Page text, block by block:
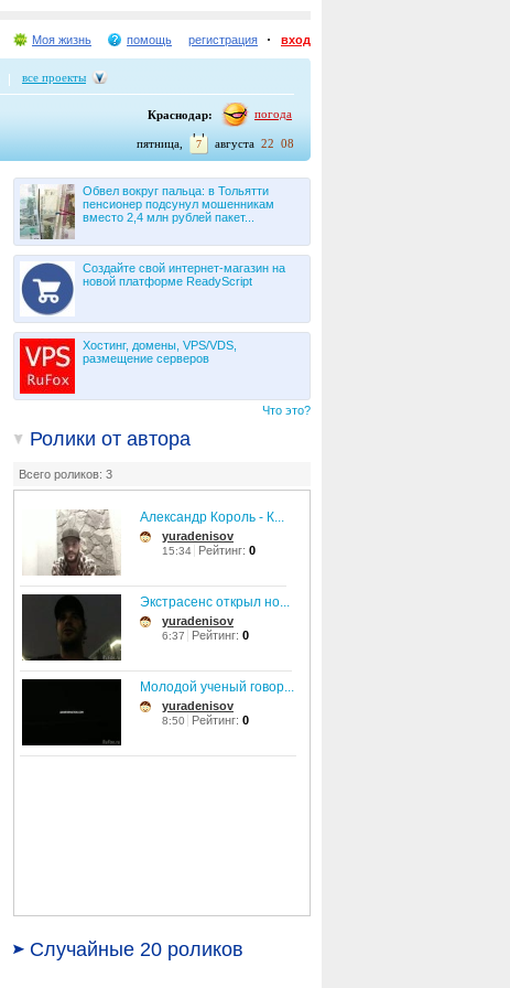
Моя жизнь помощь регистрация вход
все проекты
Краснодар: погода
22 08
августа
7
пятница,
Обвел вокруг пальца: в Тольятти
пенсионер подсунул мошенникам
вместо 2,4 млн рублей пакет...
Создайте свой интернет-магазин на
новой платформе ReadyScript
Хостинг, домены, VPS/VDS,
размещение серверов
Что это?
Ролики от автора
Всего роликов: 3
Александр Король - К...
yuradenisov
15:34 Рейтинг: 0
Экстрасенс открыл но...
yuradenisov
6:37 Рейтинг: 0
Молодой ученый говор...
yuradenisov
8:50 Рейтинг: 0
Случайные 20 роликов